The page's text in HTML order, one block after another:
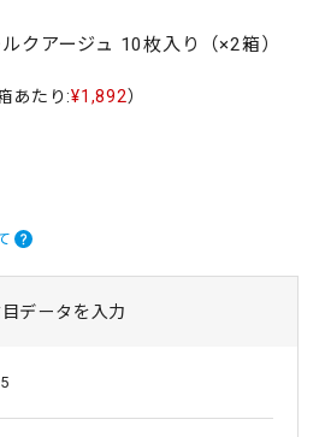
クアージュ 10枚入り（×2箱）
あたり:¥1,892）
データを入力